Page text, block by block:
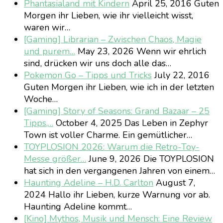
Phantasialand mit Kindern April 25, 2016 Guten
Morgen ihr Lieben, wie ihr vielleicht wisst,
waren wir…
[Gaming] Librarian – Zwischen Chaos, Magie
und purem… May 23, 2026 Wenn wir ehrlich
sind, drücken wir uns doch alle das…
Pokemon Go – Tipps und TricksJuly 22, 2016
Guten Morgen ihr Lieben, wie ich in der letzten
Woche…
[Gaming] Story of Seasons: Grand Bazaar – 25
Tipps,… October 4, 2025 Das Leben in Zephyr
Town ist voller Charme. Ein gemütlicher…
TOYPLOSION 2026: Warum die Retro-Toy-
Messe größer… June 9, 2026 Die TOYPLOSION
hat sich in den vergangenen Jahren von einem…
Haunting Adeline – H.D. Carlton August 7,
2024 Hallo ihr Lieben, kurze Warnung vor ab.
Haunting Adeline kommt…
[Kino] Mythos, Musik und Mensch: Eine Review